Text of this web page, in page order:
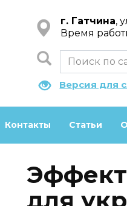
г. Гатчина,
Время
Версия для
Контакты Статьи
для